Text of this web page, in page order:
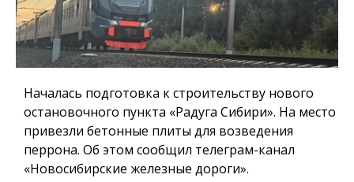
Началась подготовка к строительству нового
остановочного пункта «Радуга Сибири». На место
привезли бетонные плиты для возведения
перрона. Об этом сообщил телеграм-канал
«Новосибирские железные дороги».